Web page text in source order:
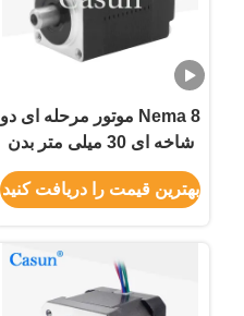
Nema 8 موتور مرحله ای دو
شاخه ای 30 میلی متر بدن
0.6A با CE ROHS
بهترین قیمت را دریافت کنید